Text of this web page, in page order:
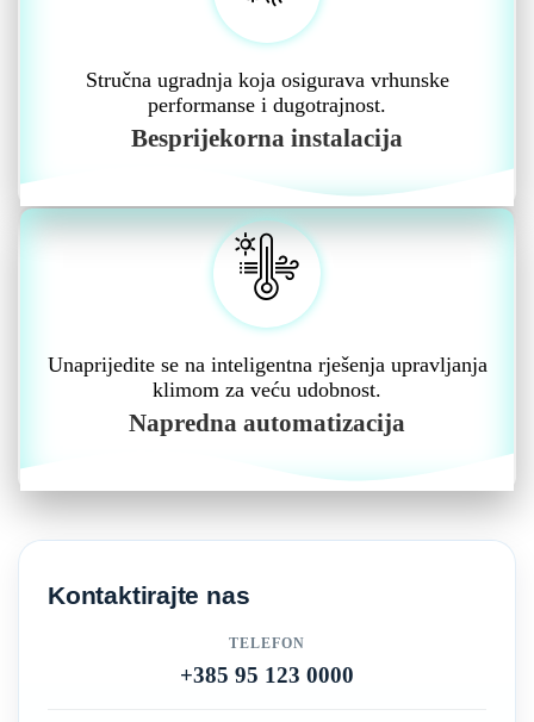
Stručna ugradnja koja osigurava vrhunske
performanse i dugotrajnost.
Besprijekorna instalacija
Unaprijedite se na inteligentna rješenja upravljanja
klimom za veću udobnost.
Napredna automatizacija
Kontaktirajte nas
TELEFON
+385 95 123 0000